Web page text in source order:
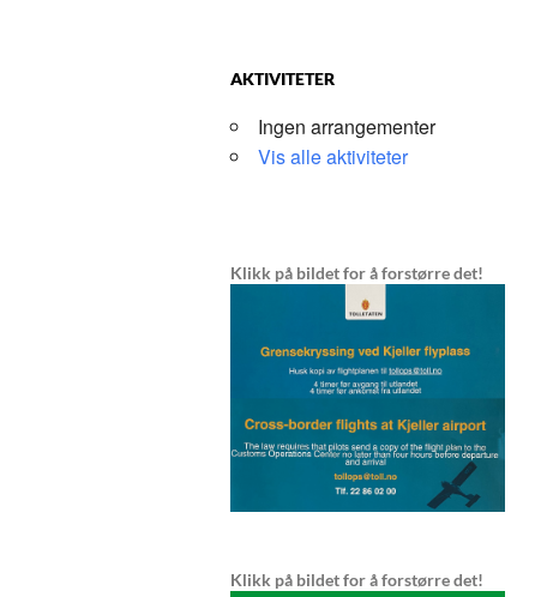
AKTIVITETER
Ingen arrangementer
Vis alle aktiviteter
Klikk på bildet for å forstørre det!
Klikk på bildet for å forstørre det!